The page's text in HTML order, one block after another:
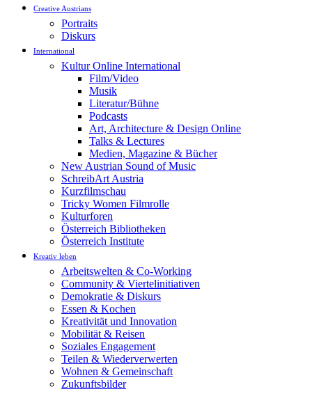
Creative Austrians
Portraits
Diskurs
International
Kultur Online International
Film/Video
Musik
Literatur/Bühne
Podcasts
Art, Architecture & Design Online
Talks & Lectures
Medien, Magazine & Bücher
New Austrian Sound of Music
SchreibArt Austria
Kurzfilmschau
Tricky Women Filmrolle
Kulturforen
Österreich Bibliotheken
Österreich Institute
Kreativ leben
Arbeitswelten & Co-Working
Community & Viertelinitiativen
Demokratie & Diskurs
Essen & Kochen
Kreativität und Innovation
Mobilität & Reisen
Soziales Engagement
Teilen & Wiederverwerten
Wohnen & Gemeinschaft
Zukunftsbilder